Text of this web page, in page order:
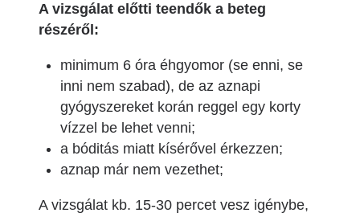
A vizsgálat előtti teendők a beteg
részéről:
minimum 6 óra éhgyomor (se enni, se
inni nem szabad), de az aznapi
gyógyszereket korán reggel egy korty
vízzel be lehet venni;
a bóditás miatt kísérővel érkezzen;
aznap már nem vezethet;
A vizsgálat kb. 15-30 percet vesz igénybe,